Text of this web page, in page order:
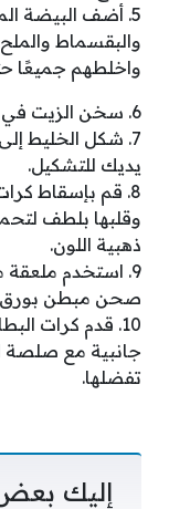
5. أضف البيضة
والبقسماط
واخلطهم جميعًا
6. سخن الزيت في قدر عميق على نار متوسطة.
7. شكل الخليط
يديك للتشكيل.
8. قم بإسقاط
وقلبها بلطف
ذهبية اللون.
9. استخدم ملعقة
صحن مبطن بورق
10. قدم كرات
جانبية مع صلصة
تفضلها.
إليك بعض